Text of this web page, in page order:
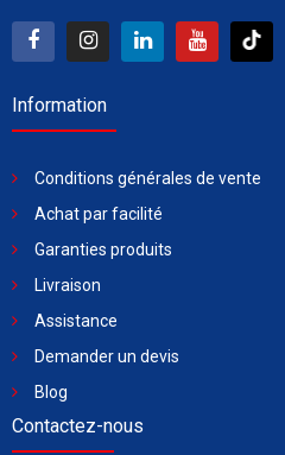
Information
Conditions générales de vente
Achat par facilité
Garanties produits
Livraison
Assistance
Demander un devis
Blog
Contactez-nous